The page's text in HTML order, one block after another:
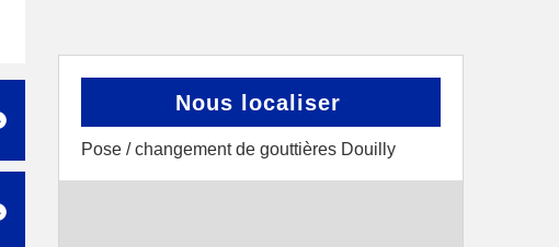
Nous localiser
Pose / changement de gouttières Douilly